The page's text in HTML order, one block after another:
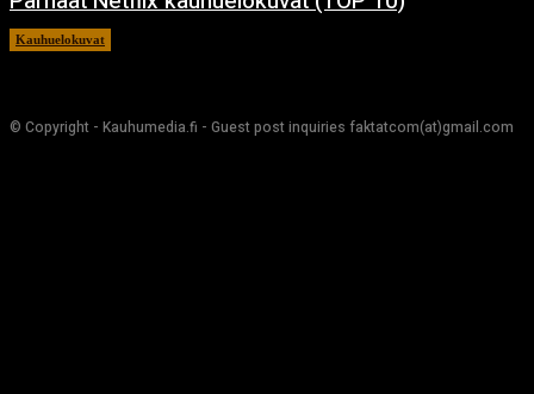
Kauhuelokuvat
© Copyright - Kauhumedia.fi - Guest post inquiries faktatcom(at)gmail.com